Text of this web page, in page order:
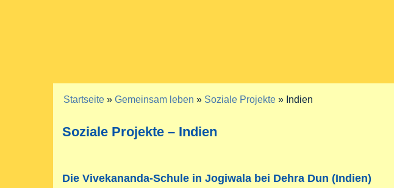
Sie sind hier
Startseite » Gemeinsam leben » Soziale Projekte » Indien
Soziale Projekte – Indien
Die Vivekananda-Schule in Jogiwala bei Dehra Dun (Indien)